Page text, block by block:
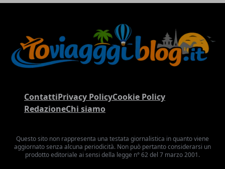
ContattiPrivacy PolicyCookie Policy
RedazioneChi siamo
Questo sito non rappresenta una testata giornalistica in quanto viene
aggiornato senza alcuna periodicità. Non può pertanto considerarsi un
prodotto editoriale ai sensi della legge n° 62 del 7 marzo 2001.